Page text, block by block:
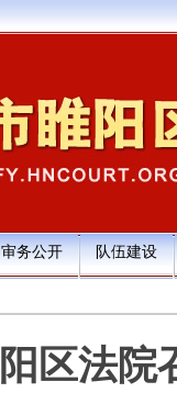
审务公开 队伍建设
区法院